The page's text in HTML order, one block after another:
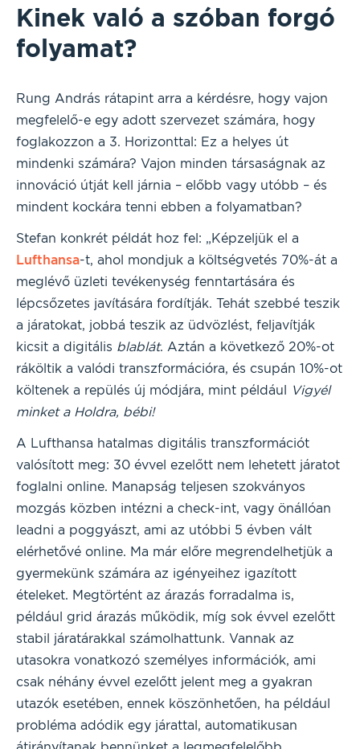
Kinek való a szóban forgó
folyamat?
Rung András rátapint arra a kérdésre, hogy vajon
megfelelő-e egy adott szervezet számára, hogy
foglakozzon a 3. Horizonttal: Ez a helyes út
mindenki számára? Vajon minden társaságnak az
innováció útját kell járnia – előbb vagy utóbb – és
mindent kockára tenni ebben a folyamatban?
Stefan konkrét példát hoz fel: „Képzeljük el a
Lufthansa-t, ahol mondjuk a költségvetés 70%-át a
meglévő üzleti tevékenység fenntartására és
lépcsőzetes javítására fordítják. Tehát szebbé teszik
a járatokat, jobbá teszik az üdvözlést, feljavítják
kicsit a digitális blablát. Aztán a következő 20%-ot
ráköltik a valódi transzformációra, és csupán 10%-ot
költenek a repülés új módjára, mint például Vigyél
minket a Holdra, bébi!
A Lufthansa hatalmas digitális transzformációt
valósított meg: 30 évvel ezelőtt nem lehetett járatot
foglalni online. Manapság teljesen szokványos
mozgás közben intézni a check-int, vagy önállóan
leadni a poggyászt, ami az utóbbi 5 évben vált
elérhetővé online. Ma már előre megrendelhetjük a
gyermekünk számára az igényeihez igazított
ételeket. Megtörtént az árazás forradalma is,
például grid árazás működik, míg sok évvel ezelőtt
stabil járatárakkal számolhattunk. Vannak az
utasokra vonatkozó személyes információk, ami
csak néhány évvel ezelőtt jelent meg a gyakran
utazók esetében, ennek köszönhetően, ha például
probléma adódik egy járattal, automatikusan